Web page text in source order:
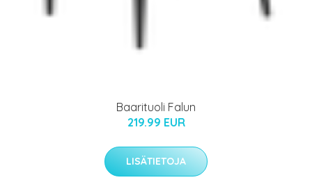
Baarituoli Falun
219.99 EUR
LISÄTIETOJA